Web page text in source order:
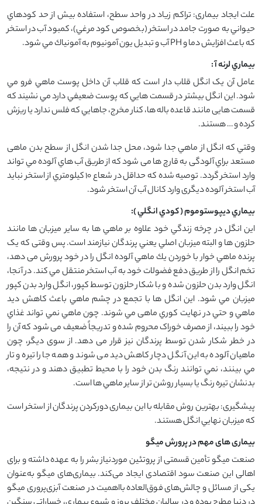
علت ایجاد بیماری: تراكم زياد در واحد سطح، استفاده بيش از حد كودهاي
حيواني به صورت جامد در استخر (بخصوص كود مرغي)، كمبود آب در استخر
كه باعث افزايش دما و PH آب و تبديل يون آمونیوم به آمونياك مي شود.
بيماري لرنه آ :
عامل آن یک انگل قلاب دار است که قلاب آن داخل پوست ماهي فرو مي
شود. این انگل بيشتر در قسمت هايي كه پوست ضعيفي دارد مي نشيند که
قسمت هایی مانند قاعده باله ها، كنار مخرج، جاهايي كه فلس ندارد يا ريزش
كرده و … هستند.
وقتي که انگل از ماهي جدا شود، محل جدا شدن انگل از سطح بدن ماهی
مستعد براي آلودگی به قارچ ها می شود که از طريق آب هاي آلوده مي تواند
وارد استخر گردد. توصیه شده که حداقل در شعاع 10 كيلومتري از استخر نبايد
آب استخر آلوده دیگری وارد كانال آب آن استخر شود.
بيماري ديپوستوموم ( كودي انگلي )‌:
اين انگل در چرخه زندگي خود علاوه بر ماهي ها به سایر میزبان ها مانند
حلزون ها و البته ميزبان اصلي يعني پرندگان نیازمند است. پس وقتی که یک
پرنده ماهي خوار با خوردن يك ماهي آلوده انگل را در خود پرورش می دهد،
تخم انگل را از طریق دفع فضولات خود به آب استخر منتقل مي كند. در آنجا،
انگل وارد بدن حلزون شده و با شکار حلزون توسط كپور، انگل وارد بدن كپور
میزبان مي شود. این انگل ها با تجمع در چشم ماهي باعث كاهش ديد
ماهي و حتي در نهایت كوري ماهی مي شوند. چون ماهي نمي تواند غذاي
خود را ببيند، از مصرف خوراک محروم شده و تدریجاً ضعيف می شود که آن را
در خطر شکار شدن توسط پرندگان نیز قرار می دهد. از سوی دیگر، چون
ماهیان آلوده به این آنگل دچار كاهش ديد می شوند و همه جا را تيره و تار
مي بينند، نمي توانند رنگ بدن خود را با محيط تطبيق دهند و در نتیجه،
بدنشان تيره رنگ يا بسيار روشن تر از سایر ماهي ها است.
پیشگیری: بهترين روش مقابله با این بیماری دورکردن پرندگان از استخر است
كه ميزبان نهايي انگل هستند.
بیماری های مهم در پرورش میگو
صنعت میگو تأمین قسمتی از پروتئین موردنیاز بشر را به عهده داشته و برای
اهالی این صنعت سود اقتصادی ایجاد می‌کند. بیماری‌های میگو به‌عنوان
یکی از مسائل و چالش‌های فوق‌العاده بااهمیت در صنعت آبزی‌پروری میگو